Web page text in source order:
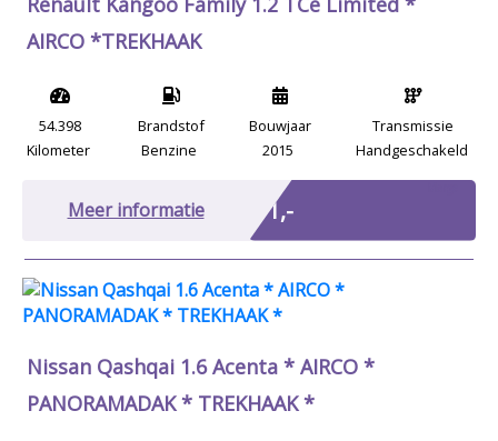
AIRCO *TREKHAAK
54.398
Kilometer
Brandstof
Benzine
Bouwjaar
2015
Transmissie
Handgeschakeld
Meer informatie € 1,-
Nissan Qashqai 1.6 Acenta * AIRCO *
PANORAMADAK * TREKHAAK *